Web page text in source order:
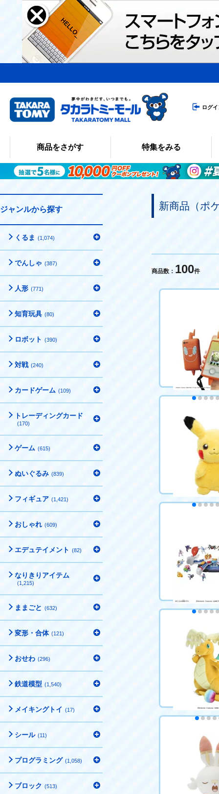
ログ
商品をさがす 特集をみる
新商品（ポ
商品数： 100件
ポケットモン
スマホロトム
10,990円（税込
カート
8,800円（税込）
カート
ポケットモン
クラッシュバ
6,380円（税込）
カート
ポケットモン
ぬいぐるみ メ
5,500円（税込）
カート
ジャンルから探す
くるま (1,074)
でんしゃ (387)
人形 (771)
知育玩具 (80)
ロボット (390)
対戦 (240)
カードゲーム (109)
トレーディングカード
(170)
ゲーム (615)
ぬいぐるみ (839)
フィギュア (1,421)
おしゃれ (609)
エデュテイメント (82)
なりきりアイテム
(1,215)
ままごと (632)
変形・合体 (121)
おせわ (296)
鉄道模型 (1,540)
メイキングトイ (17)
シール (11)
プログラミング (1,058)
ブロック (513)